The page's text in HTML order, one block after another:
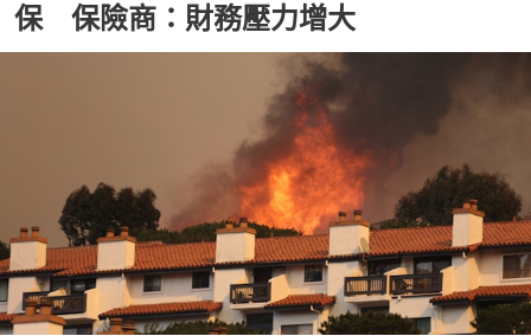
保 保險商：財務壓力增大